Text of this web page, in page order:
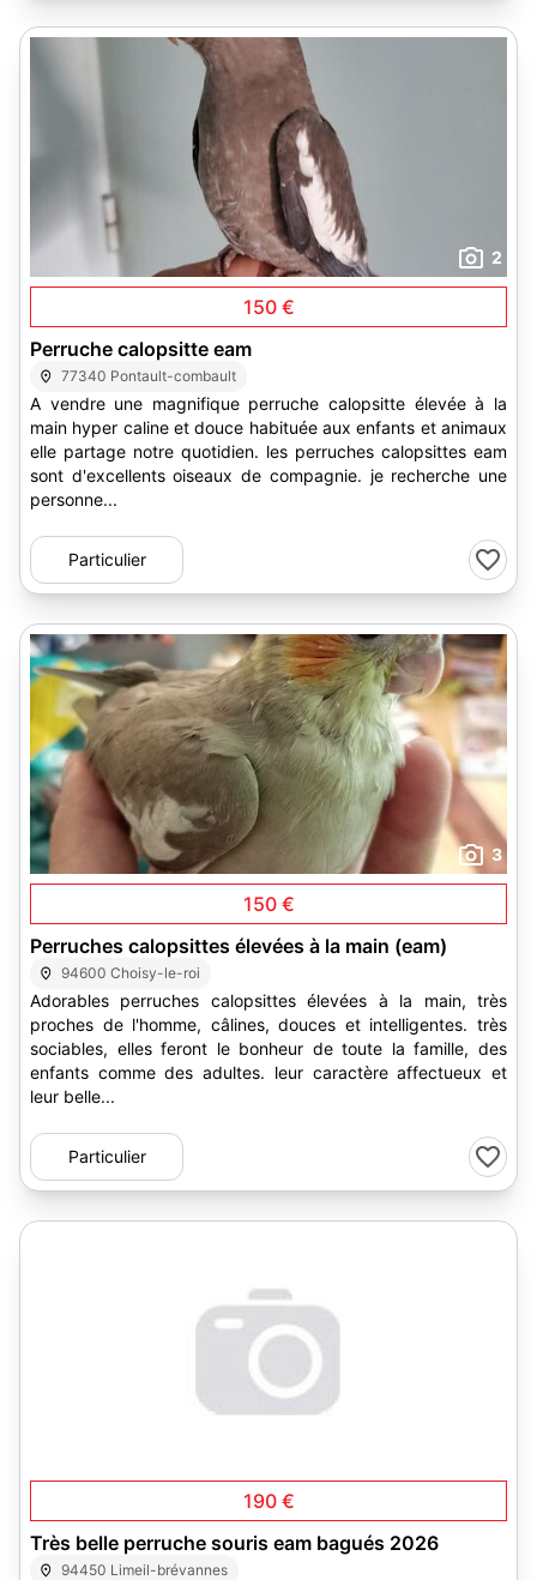
2
150 €
Perruche calopsitte eam
77340 Pontault-combault
A vendre une magnifique perruche calopsitte élevée à la
main hyper caline et douce habituée aux enfants et animaux
elle partage notre quotidien. les perruches calopsittes eam
sont d'excellents oiseaux de compagnie. je recherche une
personne...
Particulier
3
150 €
Perruches calopsittes élevées à la main (eam)
94600 Choisy-le-roi
Adorables perruches calopsittes élevées à la main, très
proches de l'homme, câlines, douces et intelligentes. très
sociables, elles feront le bonheur de toute la famille, des
enfants comme des adultes. leur caractère affectueux et
leur belle...
Particulier
190 €
Très belle perruche souris eam bagués 2026
94450 Limeil-brévannes